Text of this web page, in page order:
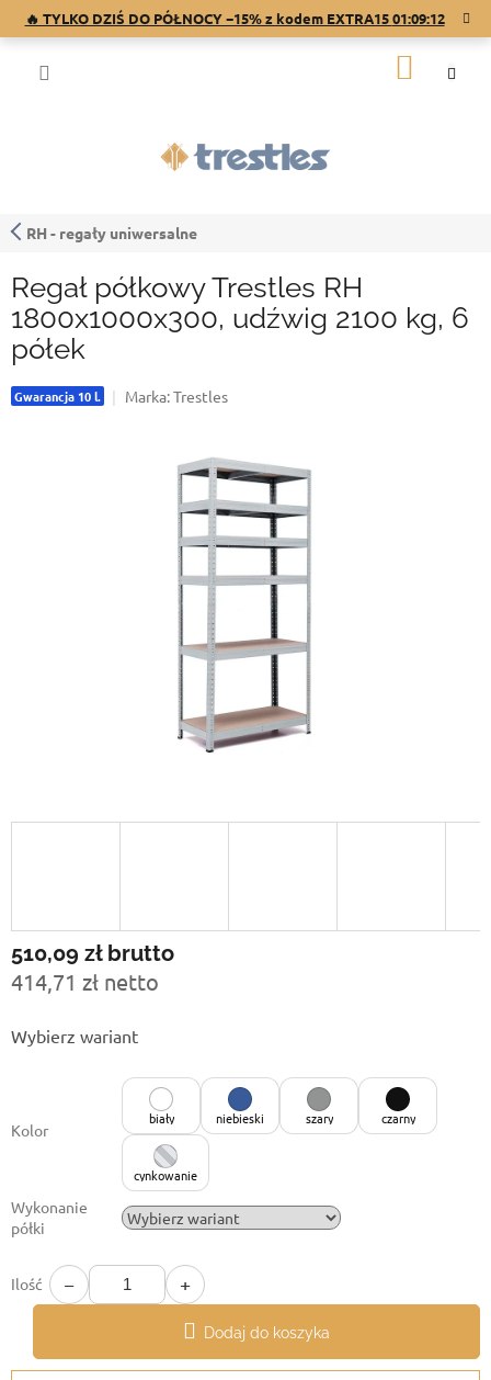
🔥 TYLKO DZIŚ DO PÓŁNOCY −15% z kodem EXTRA1501:09:12
RH - regały uniwersalne
Regał półkowy Trestles RH
1800x1000x300, udźwig 2100 kg, 6
półek
Gwarancja 10 l. Marka:Trestles
510,09 złbrutto
414,71 zł netto
jednostkowa:
Wybierz wariant
Kolor
biały niebieski szary czarny
cynkowanie
Wykonanie
półki
Ilość − +
Dodaj do koszyka